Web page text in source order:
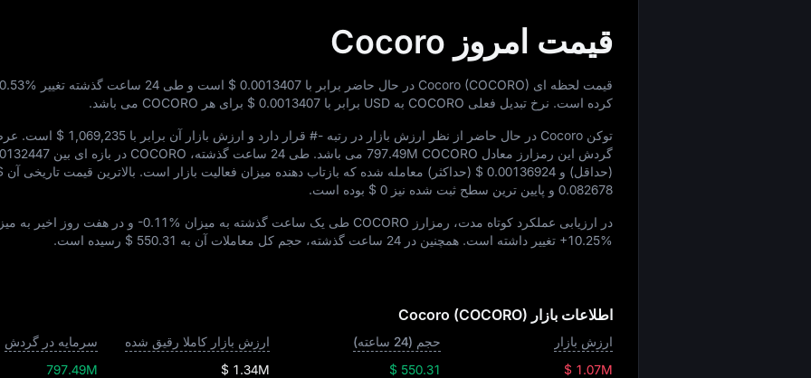
قیمت امروز Cocoro
قیمت لحظه‌ ای Cocoro (COCORO) در حال حاضر برابر با $ 0.0013407 است و طی 24 ساعت گذشته تغییر 0.53%
کرده است. نرخ تبدیل فعلی COCORO به USD برابر با
$ 0.0013407 برای هر COCORO می‌ باشد.
توکن Cocoro در حال حاضر از نظر ارزش بازار در رتبه #- قرار دارد و ارزش بازار آن برابر با $ 1,069,235 است.
گردش این رمزارز معادل 797.49M COCORO می‌ باشد. طی 24 ساعت گذشته، COCORO در بازه‌ ای بین
(حداقل) و $ 0.00136924 (حداکثر) معامله شده که بازتاب‌ دهنده میزان فعالیت بازار است. بالاترین قیمت تاریخی آن
0.082678 و پایین‌ ترین سطح ثبت‌ شده نیز $ 0 بوده است.
در ارزیابی عملکرد کوتاه‌ مدت، رمزارز COCORO طی یک ساعت گذشته به میزان -0.11% و در هفت روز اخیر به
+10.25% تغییر داشته است. همچنین در 24 ساعت گذشته، حجم کل معاملات آن به $ 550.31 رسیده است.
اطلاعات بازار Cocoro (COCORO)
ارزش بازار
$ 1.07M
حجم (24 ساعته)
$ 550.31
ارزش بازار کاملا رقیق شده
$ 1.34M
سرمایه در گردش
797.49M